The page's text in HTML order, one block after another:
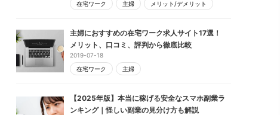
在宅ワーク
主婦 メリット/デメリット
主婦におすすめの在宅ワーク求人サイト17選！
メリット、口コミ、評判から徹底比較
2019-07-18
在宅ワーク
主婦
【2025年版】本当に稼げる安全なスマホ副業ラ
ンキング｜怪しい副業の見分け方も解説